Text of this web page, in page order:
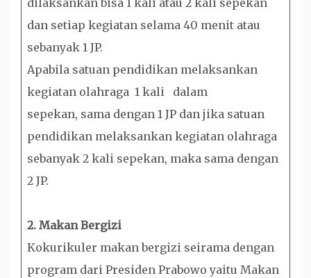
dilaksankan bisa 1 kali atau 2 kali sepekan
dan setiap kegiatan selama 40 menit atau
sebanyak 1 JP.
Apabila satuan pendidikan melaksankan
kegiatan olahraga 1 kali dalam
sepekan, sama dengan 1 JP dan jika satuan
pendidikan melaksankan kegiatan olahraga
sebanyak 2 kali sepekan, maka sama dengan
2 JP.
2. Makan Bergizi
Kokurikuler makan bergizi seirama dengan
program dari Presiden Prabowo yaitu Makan